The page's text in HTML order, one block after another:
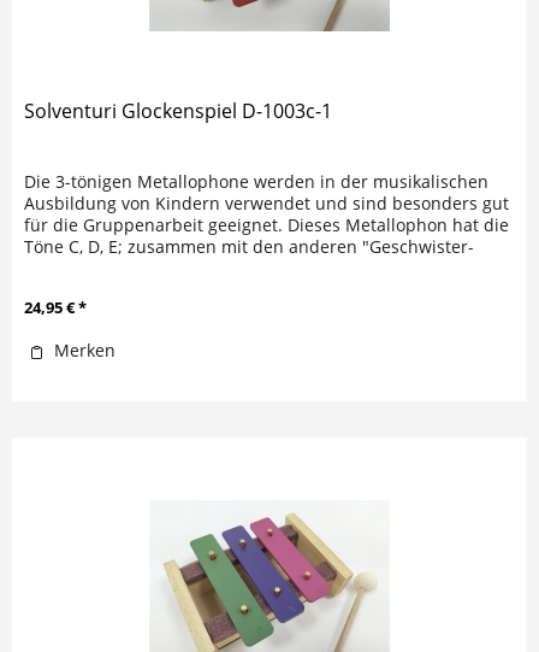
Solventuri Glockenspiel D-1003c-1
Die 3-tönigen Metallophone werden in der musikalischen
Ausbildung von Kindern verwendet und sind besonders gut
für die Gruppenarbeit geeignet. Dieses Metallophon hat die
Töne C, D, E; zusammen mit den anderen "Geschwister-
24,95 € *
Merken